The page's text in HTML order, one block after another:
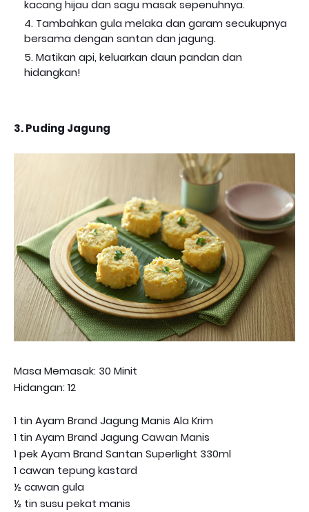
kacang hijau dan sagu masak sepenuhnya.
Tambahkan gula melaka dan garam secukupnya
bersama dengan santan dan jagung.
Matikan api, keluarkan daun pandan dan
hidangkan!
3. Puding Jagung
Masa Memasak: 30 Minit
Hidangan: 12
1 tin Ayam Brand Jagung Manis Ala Krim
1 tin Ayam Brand Jagung Cawan Manis
1 pek Ayam Brand Santan Superlight 330ml
1 cawan tepung kastard
½ cawan gula
½ tin susu pekat manis